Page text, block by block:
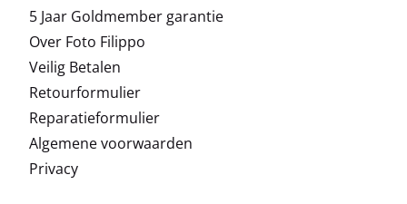
5 Jaar Goldmember garantie
Over Foto Filippo
Veilig Betalen
Retourformulier
Reparatieformulier
Algemene voorwaarden
Privacy